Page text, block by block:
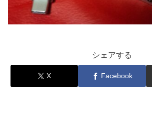
シェアする
X Facebook